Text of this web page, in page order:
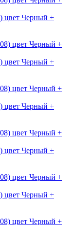
цвет Черный +
цвет Черный +
цвет Черный +
цвет Черный +
цвет Черный +